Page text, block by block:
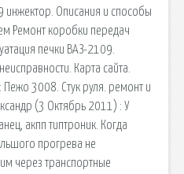
инжектор. Описания и способы
Ремонт коробки передач
печки ВАЗ-2109.
Карта сайта.
3008. Стук руля. ремонт и
(3 Октябрь 2011) : У
акпп типтроник. Когда
прогрева не
через транспортные